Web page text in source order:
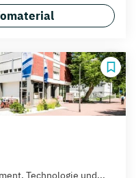
Technologie und...